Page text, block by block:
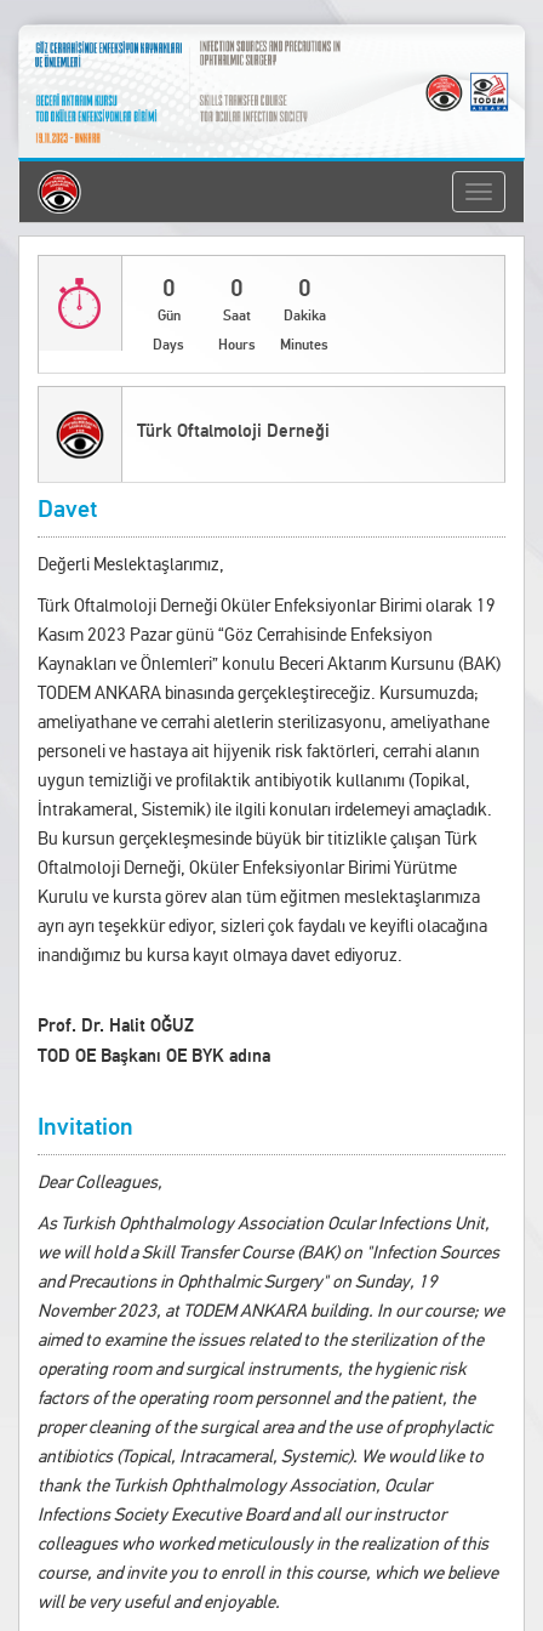
Toggle
0
Gün
Days
0
Saat
Hours
0
Dakika
Minutes
Türk Oftalmoloji Derneği
Davet
Değerli Meslektaşlarımız,
Türk Oftalmoloji Derneği Oküler Enfeksiyonlar Birimi olarak 19
Kasım 2023 Pazar günü “Göz Cerrahisinde Enfeksiyon
Kaynakları ve Önlemleri” konulu Beceri Aktarım Kursunu (BAK)
TODEM ANKARA binasında gerçekleştireceğiz. Kursumuzda;
ameliyathane ve cerrahi aletlerin sterilizasyonu, ameliyathane
personeli ve hastaya ait hijyenik risk faktörleri, cerrahi alanın
uygun temizliği ve profilaktik antibiyotik kullanımı (Topikal,
İntrakameral, Sistemik) ile ilgili konuları irdelemeyi amaçladık.
Bu kursun gerçekleşmesinde büyük bir titizlikle çalışan Türk
Oftalmoloji Derneği, Oküler Enfeksiyonlar Birimi Yürütme
Kurulu ve kursta görev alan tüm eğitmen meslektaşlarımıza
ayrı ayrı teşekkür ediyor, sizleri çok faydalı ve keyifli olacağına
inandığımız bu kursa kayıt olmaya davet ediyoruz.
Prof. Dr. Halit OĞUZ
TOD OE Başkanı OE BYK adına
Invitation
Dear Colleagues,
As Turkish Ophthalmology Association Ocular Infections Unit,
we will hold a Skill Transfer Course (BAK) on "Infection Sources
and Precautions in Ophthalmic Surgery" on Sunday, 19
November 2023, at TODEM ANKARA building. In our course; we
aimed to examine the issues related to the sterilization of the
operating room and surgical instruments, the hygienic risk
factors of the operating room personnel and the patient, the
proper cleaning of the surgical area and the use of prophylactic
antibiotics (Topical, Intracameral, Systemic). We would like to
thank the Turkish Ophthalmology Association, Ocular
Infections Society Executive Board and all our instructor
colleagues who worked meticulously in the realization of this
course, and invite you to enroll in this course, which we believe
will be very useful and enjoyable.